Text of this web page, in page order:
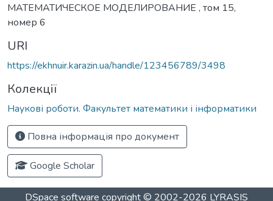
МАТЕМАТИЧЕСКОЕ МОДЕЛИРОВАНИЕ , том 15,
номер 6
URI
https://ekhnuir.karazin.ua/handle/123456789/3498
Колекції
Наукові роботи. Факультет математики і інформатики
Повна інформація про документ
Google Scholar
DSpace software copyright © 2002-2026 LYRASIS